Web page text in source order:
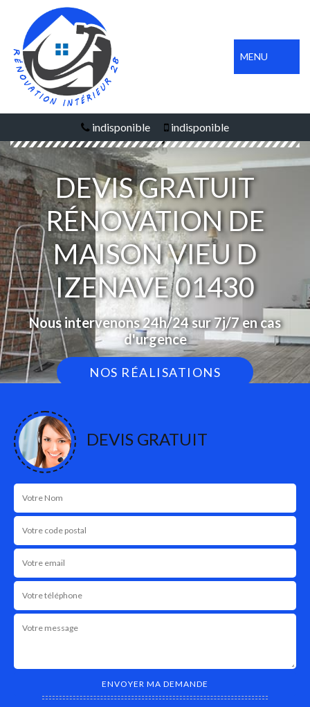
MENU
indisponible indisponible
DEVIS GRATUIT
RÉNOVATION DE
MAISON VIEU D
IZENAVE 01430
Nous intervenons 24h/24 sur 7j/7 en cas
d'urgence
NOS RÉALISATIONS
DEVIS GRATUIT